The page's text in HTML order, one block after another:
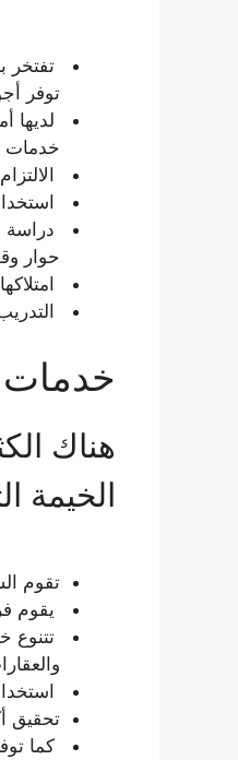
تفتخر
توفر
لديها
خدمات
دراسة
حوار
هناك
الخيمة
تقوم
يقوم
تتنوع
تحقيق
كما